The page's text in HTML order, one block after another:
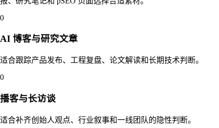
0
AI 博客与研究文章
适合跟踪产品发布、工程复盘、论文解读和长期技术判断。
0
播客与长访谈
适合补齐创始人观点、行业叙事和一线团队的隐性判断。